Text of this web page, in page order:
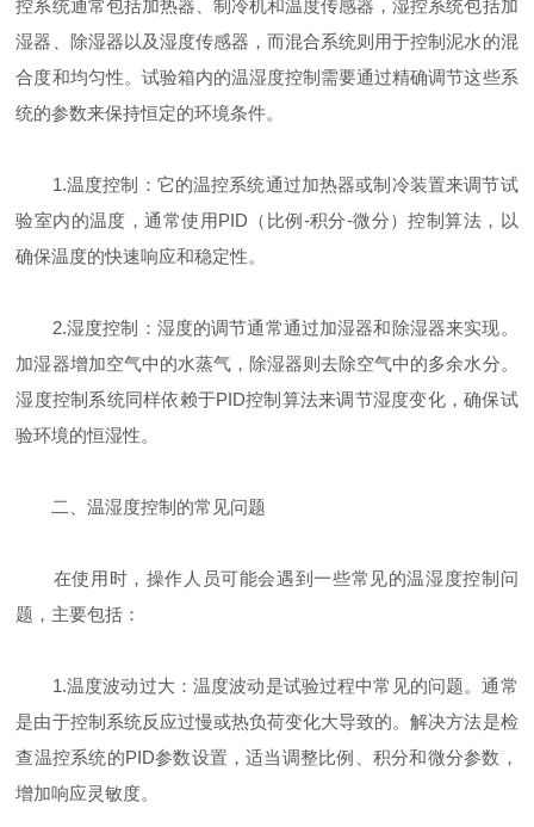
控系统通常包括加热器、制冷机和温度传感器，湿控系统包括加
湿器、除湿器以及湿度传感器，而混合系统则用于控制泥水的混
合度和均匀性。试验箱内的温湿度控制需要通过精确调节这些系
统的参数来保持恒定的环境条件。
1.温度控制：它的温控系统通过加热器或制冷装置来调节试
验室内的温度，通常使用PID（比例-积分-微分）控制算法，以
确保温度的快速响应和稳定性。
2.湿度控制：湿度的调节通常通过加湿器和除湿器来实现。
加湿器增加空气中的水蒸气，除湿器则去除空气中的多余水分。
湿度控制系统同样依赖于PID控制算法来调节湿度变化，确保试
验环境的恒湿性。
二、温湿度控制的常见问题
在使用时，操作人员可能会遇到一些常见的温湿度控制问
题，主要包括：
1.温度波动过大：温度波动是试验过程中常见的问题。通常
是由于控制系统反应过慢或热负荷变化大导致的。解决方法是检
查温控系统的PID参数设置，适当调整比例、积分和微分参数，
增加响应灵敏度。